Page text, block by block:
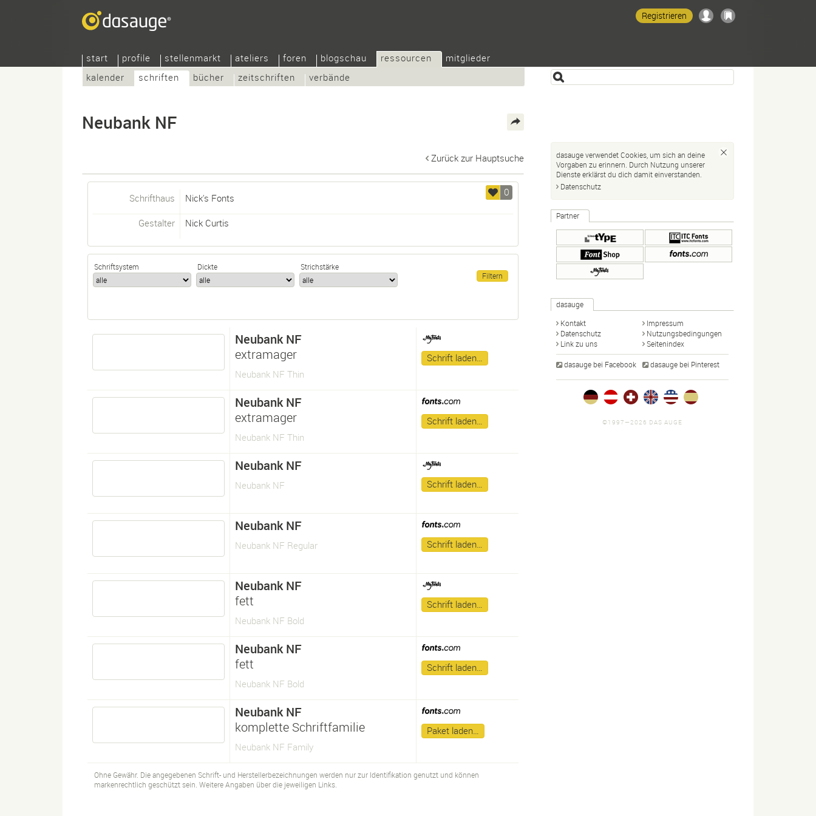
start profile stellenmarkt ateliers foren blogschau
ressourcen
kalender
schriften bücher zeitschriften verbände
mitglieder
Registrieren
Neubank NF
Zurück zur Hauptsuche
0
Schrifthaus Nick's Fonts
Gestalter Nick Curtis
Schriftsystem Dickte Strichstärke
Neubank NF
extramager
Neubank NF Thin
Schrift laden…
Neubank NF
extramager
Neubank NF Thin
Schrift laden…
Neubank NF
Neubank NF Schrift laden…
Neubank NF
Neubank NF Regular Schrift laden…
Neubank NF
fett
Neubank NF Bold
Schrift laden…
Neubank NF
fett
Neubank NF Bold
Schrift laden…
Neubank NF
komplette Schriftfamilie
Neubank NF Family
Paket laden…
Ohne Gewähr. Die angegebenen Schrift- und Herstellerbezeichnungen werden nur zur Identifikation genutzt und können
markenrechtlich geschützt sein. Weitere Angaben über die jeweiligen Links.
dasauge verwendet Cookies, um sich an deine
Vorgaben zu erinnern. Durch Nutzung unserer
Dienste erklärst du dich damit einverstanden.
Datenschutz
Partner
dasauge
Kontakt
Impressum
Datenschutz
Nutzungsbedingungen
Link zu uns
Seitenindex
dasauge bei Facebook dasauge bei Pinterest
©1997—2026 DAS AUGE